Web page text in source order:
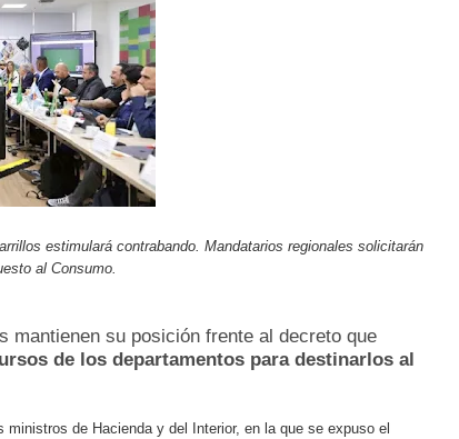
renovando espacios comunitarios que llevaban
vida de 68 estudiantes rurales en Filadelfia gracias al
tendrá comedor comunitario gracias al Galardón de
ruta definitiva de reasentamiento
en trabajos contra las inundaciones con solución
estimulará contrabando. Mandatarios regionales solicitarán
al Consumo.
mantienen su posición frente al decreto que
de los departamentos para destinarlos al
de Hacienda y del Interior, en la que se expuso el